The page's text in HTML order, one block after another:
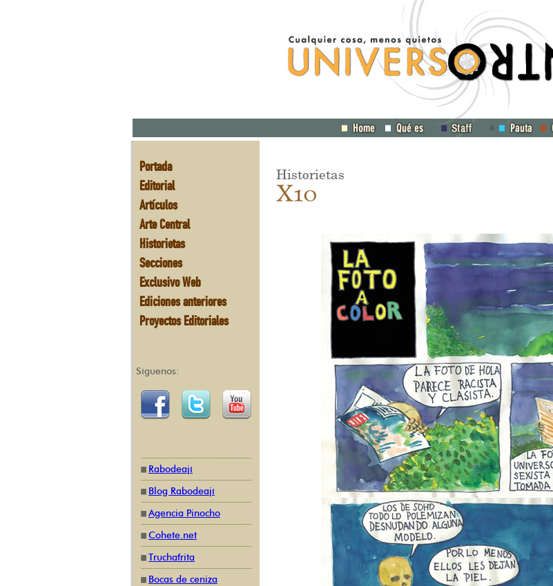
a
Portada
Editorial
Artículos
Arte Central
Historietas
Secciones
Exclusivo Web
Ediciones anteriores
Proyectos Editoriales
Síguenos:
Rabodeají
Blog Rabodeají
Agencia Pinocho
Cohete.net
Truchafrita
Bocas de ceniza
Historietas
X10